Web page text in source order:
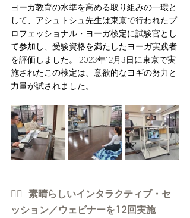
ヨーガ教育の水準を高める取り組みの一環と
して、アシュトシュ先生は東京で行われたプ
ロフェッショナル・ヨーガ検定に試験官とし
て参加し、受験資格を満たしたヨーガ実践者
を評価しました。 2023年12月3日に東京で実
施されたこの検定は、意欲的なヨギの努力と
力量が試されました。
👉🏻  素晴らしいインタラクティブ・セ
ッション／ウェビナーを12回実施